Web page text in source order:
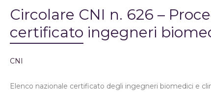
Circolare CNI n. 626 –
certificato ingegneri
CNI
Elenco nazionale certificato degli ingegneri biomedici e